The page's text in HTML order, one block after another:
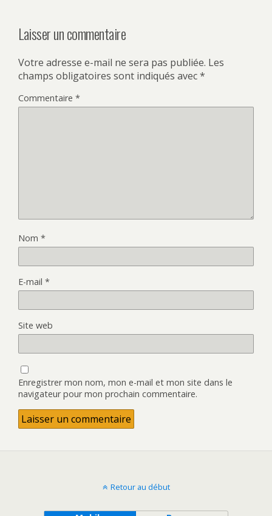
Laisser un commentaire
Votre adresse e-mail ne sera pas publiée. Les
champs obligatoires sont indiqués avec*
Commentaire *
Nom *
E-mail *
Site web
Enregistrer mon nom, mon e-mail et mon site dans le
navigateur pour mon prochain commentaire.
Retour au début